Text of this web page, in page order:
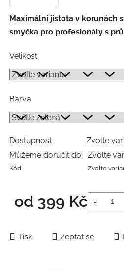
Maximální jistota v korunách
smyčka pro profesionály s
Velikost
Barva
Dostupnost
Zvolte
Můžeme doručit do: Zvolte
Kód: Zvolte
od 399 Kč
Tisk Zeptat se